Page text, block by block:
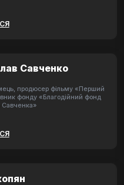
Савченко
продюсер фільму «Перший
фонду «Благодійний фонд
Савченка»